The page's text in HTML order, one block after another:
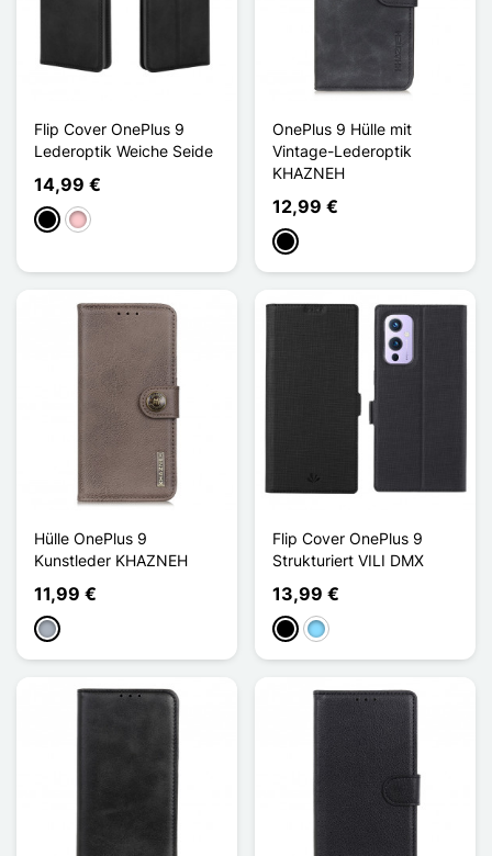
Flip Cover OnePlus 9
Lederoptik Weiche Seide
14,99 €
Schwarz
Pink
OnePlus 9 Hülle mit
Vintage-Lederoptik
KHAZNEH
12,99 €
Schwarz
Hülle OnePlus 9
Kunstleder KHAZNEH
11,99 €
Grau
Flip Cover OnePlus 9
Strukturiert VILI DMX
13,99 €
SchwarzHellblau